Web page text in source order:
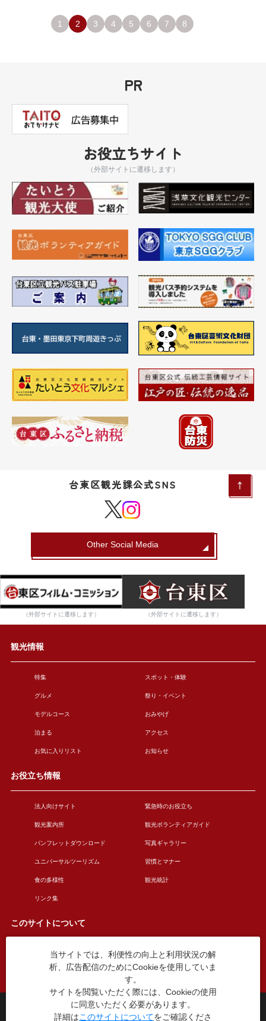
天門に変更されました。
その後、第二次世界大戦により2柱の像は焼失。現在は、上野の寛永寺（か
1 2 3 4 5 6 7 8
PR
お役立ちサイト
（外部サイトに遷移します）
台東区観光課公式SNS
Other Social Media
（外部サイトに遷移します） （外部サイトに遷移します）
観光情報
特集 スポット・体験
グルメ 祭り・イベント
モデルコース おみやげ
泊まる アクセス
お気に入りリスト お知らせ
お役立ち情報
法人向けサイト 緊急時のお役立ち
観光案内所 観光ボランティアガイド
パンフレットダウンロード 写真ギャラリー
ユニバーサルツーリズム 習慣とマナー
食の多様性 観光統計
リンク集
このサイトについて
このサイトについて 広告掲載について
お問い合わせ
台東区役所観光課
〒110-8615 東京都台東区東上野4丁目5番6号
当サイトでは、利便性の向上と利用状況の解
析、広告配信のためにCookieを使用していま
す。
サイトを閲覧いただく際には、Cookieの使用
に同意いただく必要があります。
詳細はこのサイトについてをご確認くださ